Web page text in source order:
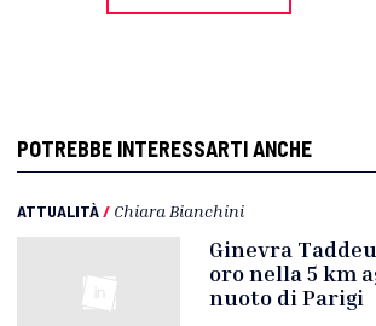
POTREBBE INTERESSARTI ANCHE
ATTUALITÀ/ Chiara Bianchini
Ginevra
oro nella 5 km
nuoto di Parigi